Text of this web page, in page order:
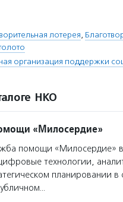
лотерея,
организация поддержки
НКО
«Милосердие»
помощи «Милосердие»
технологии,
планировании